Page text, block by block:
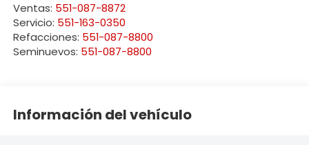
Ventas: 551-087-8872
Servicio: 551-163-0350
Refacciones: 551-087-8800
Seminuevos: 551-087-8800
Información del vehículo